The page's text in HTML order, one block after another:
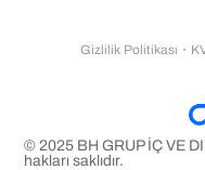
© 2025 BH GRUP İÇ VE
hakları saklıdır.
Gizlilik Politikası ・